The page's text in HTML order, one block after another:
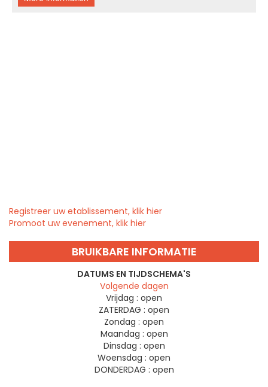
Registreer uw etablissement, klik hier
Promoot uw evenement, klik hier
BRUIKBARE INFORMATIE
DATUMS EN TIJDSCHEMA'S
Volgende dagen
Vrijdag : open
ZATERDAG : open
Zondag : open
Maandag : open
Dinsdag : open
Woensdag : open
DONDERDAG : open